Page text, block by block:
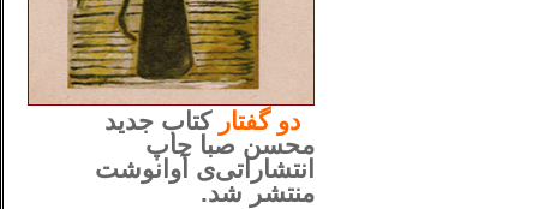
دوگفتار کتاب جدید
محسن صبا چاپ
انتشاراتی‌ی آوانوشت
منتشر شد.